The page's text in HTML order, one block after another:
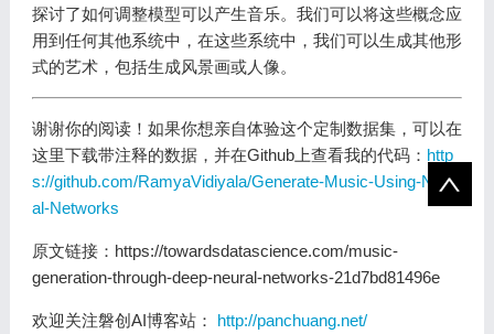
探讨了如何调整模型可以产生音乐。我们可以将这些概念应
用到任何其他系统中，在这些系统中，我们可以生成其他形
式的艺术，包括生成风景画或人像。
谢谢你的阅读！如果你想亲自体验这个定制数据集，可以在
这里下载带注释的数据，并在Github上查看我的代码： http
s://github.com/RamyaVidiyala/Generate-Music-Using-Neur
al-Networks
原文链接：https://towardsdatascience.com/music-
generation-through-deep-neural-networks-21d7bd81496e
欢迎关注磐创AI博客站： http://panchuang.net/